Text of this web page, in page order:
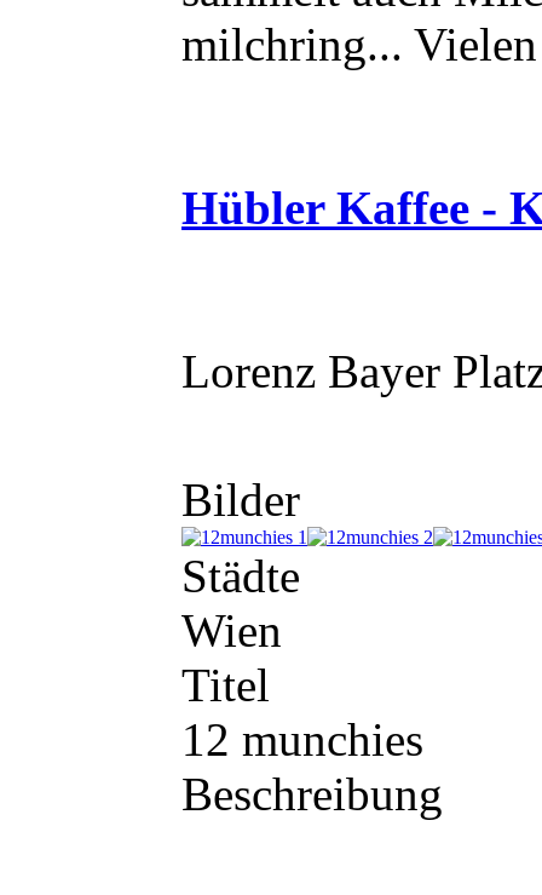
milchring...
Hübler Kaffee -
Lorenz Bayer
Bilder
Städte
Wien
Titel
12 munchies
Beschreibung